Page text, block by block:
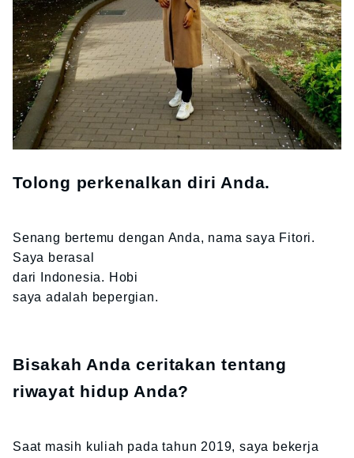
Tolong perkenalkan diri Anda.
Senang bertemu dengan Anda, nama saya Fitori.
Saya berasal
dari Indonesia. Hobi
saya adalah bepergian.
Bisakah Anda ceritakan tentang
riwayat hidup Anda?
Saat masih kuliah pada tahun 2019, saya bekerja